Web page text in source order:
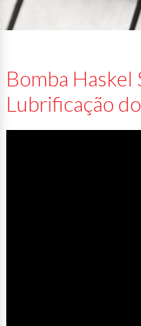
Bomba Haskel
Lubrificação